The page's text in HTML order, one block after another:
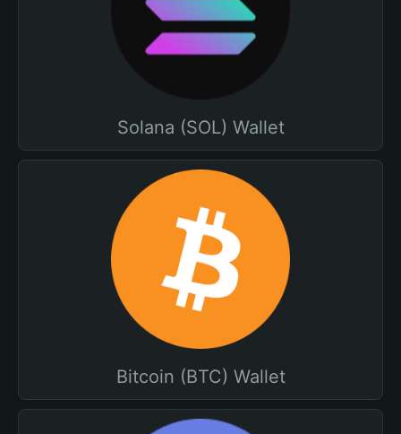
Solana (SOL) Wallet
Bitcoin (BTC) Wallet